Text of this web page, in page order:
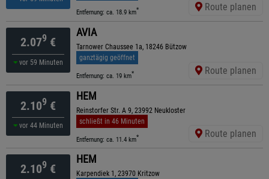
Entfernung: ca. 18.9 km* Route planen
2.079 €
vor 59 Minuten
AVIA
Tarnower Chaussee 1a, 18246 Bützow
ganztägig geöffnet
Entfernung: ca. 19 km* Route planen
2.109 €
vor 44 Minuten
HEM
Reinstorfer Str. A 9, 23992 Neukloster
schließt in 46 Minuten
Entfernung: ca. 11.4 km* Route planen
2.109 €
HEM
Karpendiek 1, 23970 Kritzow